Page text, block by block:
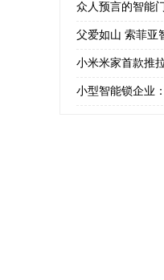
众人预言的智能
父爱如山 索菲亚
小米米家首款推
小型智能锁企业